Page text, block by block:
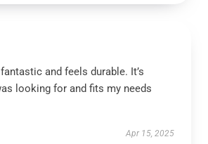
and feels durable. It’s
looking for and fits my needs
Apr 15, 2025